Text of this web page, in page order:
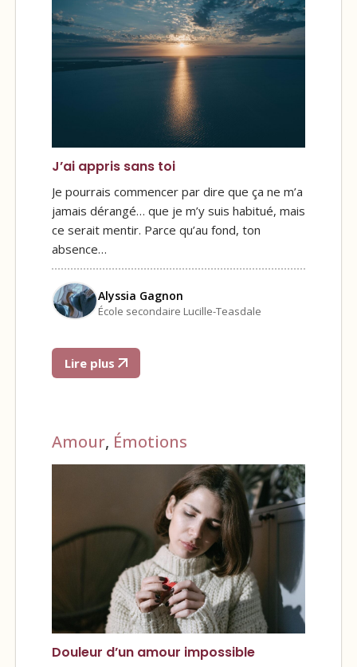
J’ai appris sans toi
Je pourrais commencer par dire que ça ne m’a
jamais dérangé… que je m’y suis habitué, mais
ce serait mentir. Parce qu’au fond, ton
absence…
Alyssia Gagnon
École secondaire Lucille-Teasdale
Lire plus
Amour, Émotions
Douleur d’un amour impossible